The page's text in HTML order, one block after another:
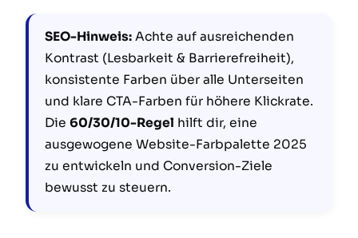
SEO-Hinweis: Achte auf ausreichenden
Kontrast (Lesbarkeit & Barrierefreiheit),
konsistente Farben über alle Unterseiten
und klare CTA-Farben für höhere Klickrate.
Die 60/30/10-Regel hilft dir, eine
ausgewogene Website-Farbpalette 2025
zu entwickeln und Conversion-Ziele
bewusst zu steuern.